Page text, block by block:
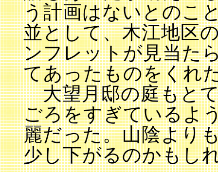
う計画はないとのこ
並として、木江地区
ンフレットが見当た
てあったものをくれ
大望月邸の庭もとて
ごろをすぎているよ
麗だった。山陰より
少し下がるのかもし